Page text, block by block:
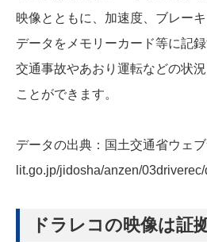
映像とともに、加速度、ブレー
データをメモリーカード等に記
交通事故やあおり運転などの状
ことができます。
データの出典：国土交通省ウェ
lit.go.jp/jidosha/anzen/03driverec/
ドラレコの映像は証